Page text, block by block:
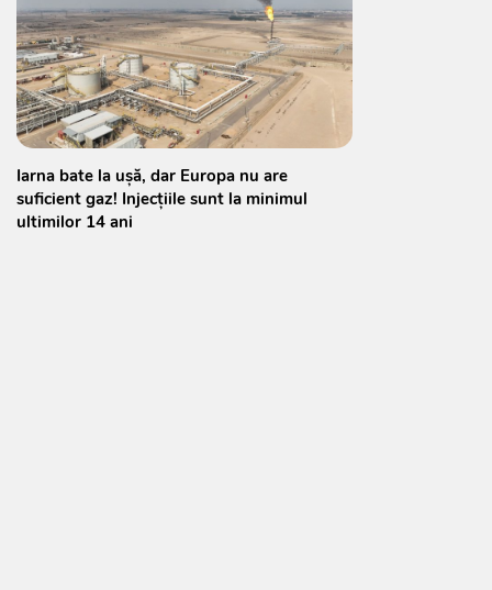
Iarna bate la ușă, dar Europa nu are
suficient gaz! Injecțiile sunt la minimul
ultimilor 14 ani